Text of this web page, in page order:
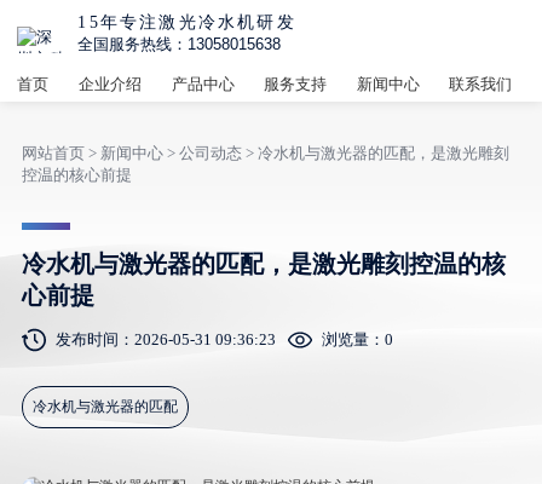
15年专注激光冷水机研发
全国服务热线：13058015638
首页 企业介绍 产品中心 服务支持 新闻中心 联系我们
网站首页> 新闻中心> 公司动态> 冷水机与激光器的匹配，是激光雕刻
控温的核心前提
冷水机与激光器的匹配，是激光雕刻控温的核
心前提
发布时间：2026-05-31 09:36:23 浏览量： 0
冷水机与激光器的匹配